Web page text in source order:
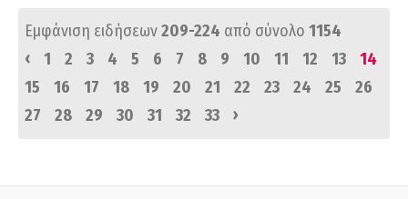
Εμφάνιση ειδήσεων209-224 από σύνολο 1154
‹
1 2 3 4 5 6 7 8 9 10 11 12 13
14
15
16 17 18 19 20 21 22 23 24 25
26
27
28 29 30 31 32 33 ›